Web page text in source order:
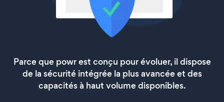
Parce que powr est conçu pour évoluer, il dispose
de la sécurité intégrée la plus avancée et des
capacités à haut volume disponibles.